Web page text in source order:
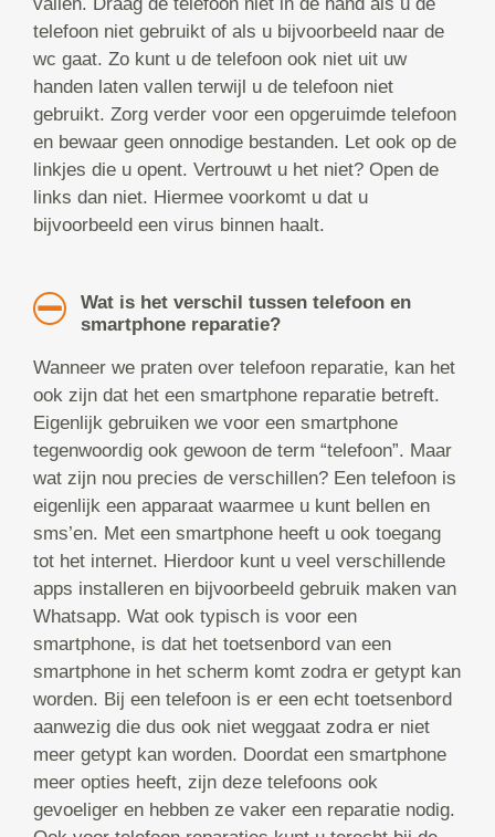
telefoon niet gebruikt of als u bijvoorbeeld naar de
wc gaat. Zo kunt u de telefoon ook niet uit uw
handen laten vallen terwijl u de telefoon niet
gebruikt. Zorg verder voor een opgeruimde telefoon
en bewaar geen onnodige bestanden. Let ook op de
linkjes die u opent. Vertrouwt u het niet? Open de
links dan niet. Hiermee voorkomt u dat u
bijvoorbeeld een virus binnen haalt.
Wat is het verschil tussen telefoon en
smartphone reparatie?
Wanneer we praten over telefoon reparatie, kan het
ook zijn dat het een smartphone reparatie betreft.
Eigenlijk gebruiken we voor een smartphone
tegenwoordig ook gewoon de term “telefoon”. Maar
wat zijn nou precies de verschillen? Een telefoon is
eigenlijk een apparaat waarmee u kunt bellen en
sms’en. Met een smartphone heeft u ook toegang
tot het internet. Hierdoor kunt u veel verschillende
apps installeren en bijvoorbeeld gebruik maken van
Whatsapp. Wat ook typisch is voor een
smartphone, is dat het toetsenbord van een
smartphone in het scherm komt zodra er getypt kan
worden. Bij een telefoon is er een echt toetsenbord
aanwezig die dus ook niet weggaat zodra er niet
meer getypt kan worden. Doordat een smartphone
meer opties heeft, zijn deze telefoons ook
gevoeliger en hebben ze vaker een reparatie nodig.